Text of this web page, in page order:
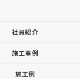
社員紹介
施工事例
施工例